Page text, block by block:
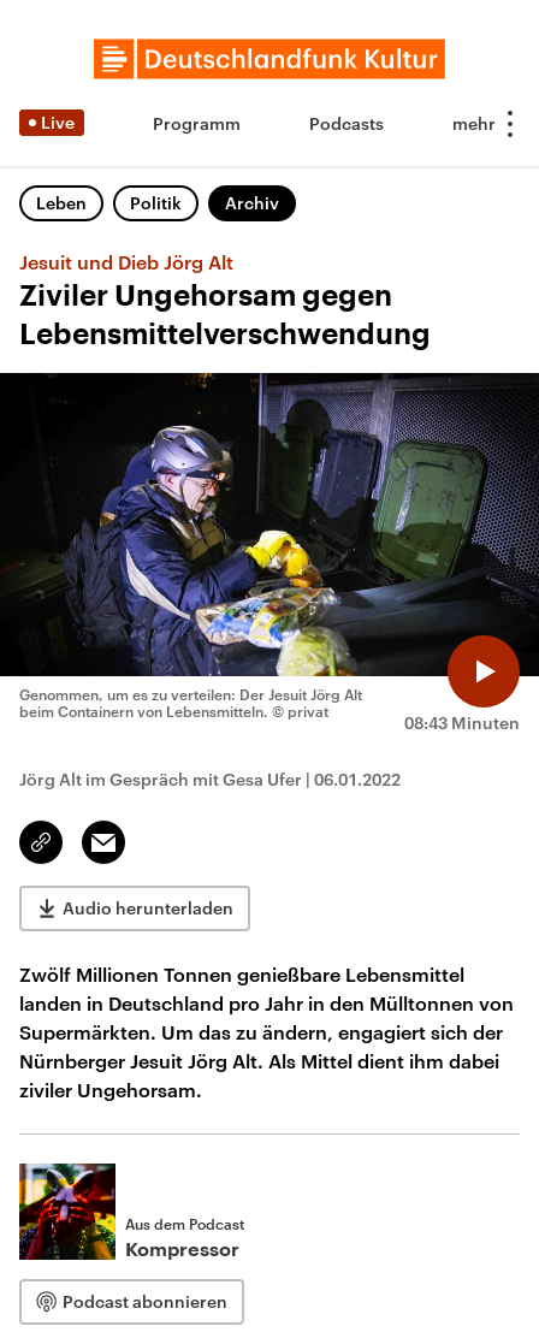
Live Programm Podcasts
Leben Politik Archiv
Jesuit und Dieb Jörg Alt
Ziviler Ungehorsam gegen
Lebensmittelverschwendung
08:43 Minuten
Genommen, um es zu verteilen: Der Jesuit Jörg Alt
beim Containern von Lebensmitteln. © privat
Jörg Alt im Gespräch mit Gesa Ufer | 06.01.2022
Link
kopieren/teilen
Email
Audio herunterladen
Zwölf Millionen Tonnen genießbare Lebensmittel
landen in Deutschland pro Jahr in den Mülltonnen von
Supermärkten. Um das zu ändern, engagiert sich der
Nürnberger Jesuit Jörg Alt. Als Mittel dient ihm dabei
ziviler Ungehorsam.
Aus dem Podcast
Kompressor
Podcast abonnieren